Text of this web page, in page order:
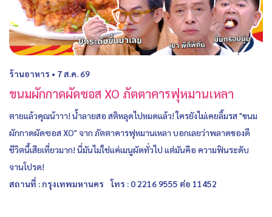
ร้านอาหาร • 7 ส.ค. 69
ขนมผักกาดผัดซอส XO ภัตตาคารฟุหมานเหลา
ตายแล้วคุณน้าาา! น้ำลายสอ สติหลุดไปหมดแล้ว! ใครยังไม่เคยลิ้มรส "ขนม
ผักกาดผัดซอส XO" จาก ภัตตาคารฟุหมานเหลา บอกเลยว่าพลาดของดี
ชีวิตนี้เสียเที่ยวมาก! นี่มันไม่ใช่แค่เมนูผัดทั่วไป แต่มันคือ ความฟินระดับ
จานโปรด!
สถานที่ : กรุงเทพมหานคร
โทร : 0 2216 9555 ต่อ 11452